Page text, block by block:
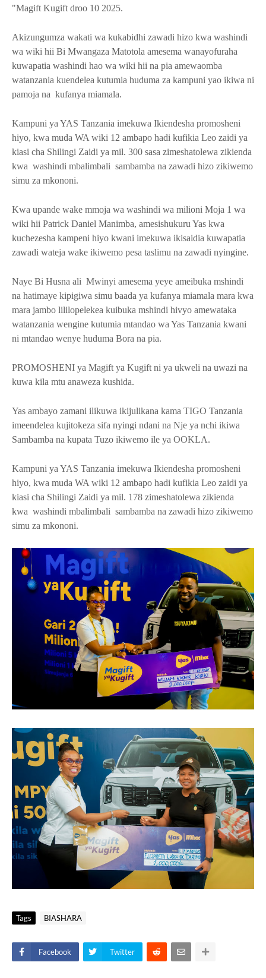
"Magift Kugift droo 10 2025.
Akizungumza wakati wa kukabidhi zawadi hizo kwa washindi
wa wiki hii Bi Mwangaza Matotola amesema wanayofuraha
kuwapatia washindi hao wa wiki hii na pia amewaomba
watanzania kuendelea kutumia huduma za kampuni yao ikiwa ni
pamoja na kufanya miamala.
Kampuni ya YAS Tanzania imekuwa Ikiendesha promosheni
hiyo, kwa muda WA wiki 12 ambapo hadi kufikia Leo zaidi ya
kiasi cha Shilingi Zaidi ya mil. 300 sasa zimeshatolewa zikienda
kwa washindi mbalimbali sambamba na zawadi hizo zikiwemo
simu za mkononi.
Kwa upande wake mmoja wa washindi wa milioni Moja 1 wa
wiki hii Patrick Daniel Manimba, amesishukuru Yas kwa
kuchezesha kampeni hiyo kwani imekuwa ikisaidia kuwapatia
zawadi wateja wake ikiwemo pesa taslimu na zawadi nyingine.
Naye Bi Husna ali Mwinyi amesema yeye ameibuka mshindi
na hatimaye kipigiwa simu baada ya kufanya miamala mara kwa
mara jambo lililopelekea kuibuka mshindi hivyo amewataka
watanzania wengine kutumia mtandao wa Yas Tanzania kwani
ni mtandao wenye huduma Bora na pia.
PROMOSHENI ya Magift ya Kugift ni ya ukweli na uwazi na
kuwa kila mtu anaweza kushida.
Yas ambayo zamani ilikuwa ikijulikana kama TIGO Tanzania
imeendelea kujitokeza sifa nyingi ndani na Nje ya nchi ikiwa
Sambamba na kupata Tuzo ikiwemo ile ya OOKLA.
Kampuni ya YAS Tanzania imekuwa Ikiendesha promosheni
hiyo, kwa muda WA wiki 12 ambapo hadi kufikia Leo zaidi ya
kiasi cha Shilingi Zaidi ya mil. 178 zimeshatolewa zikienda
kwa washindi mbalimbali sambamba na zawadi hizo zikiwemo
simu za mkononi.
Tags BIASHARA
Facebook Twitter